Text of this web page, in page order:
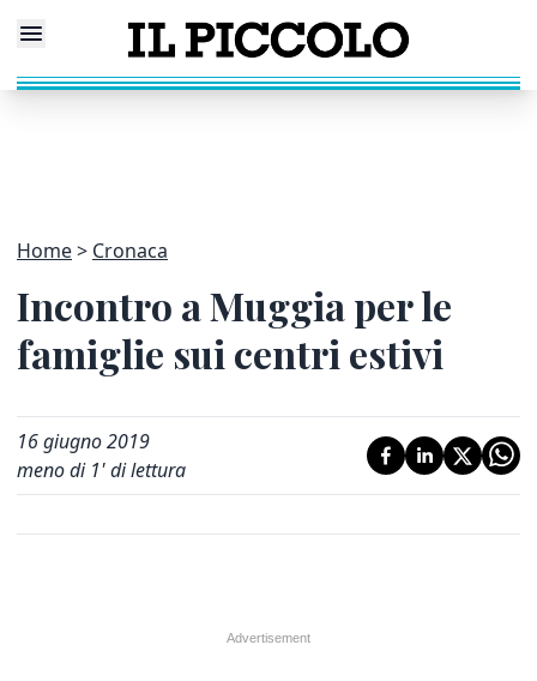
Home Cronaca
Incontro a Muggia per le
famiglie sui centri estivi
16 giugno 2019
meno di 1' di lettura